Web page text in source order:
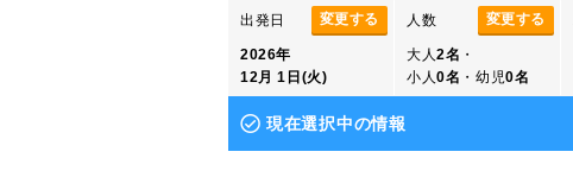
変更する
出発日
2026年
12月 1日(火)
変更する
人数
大人2名 ・
小人0名 ・幼児0名
現在選択中の情報